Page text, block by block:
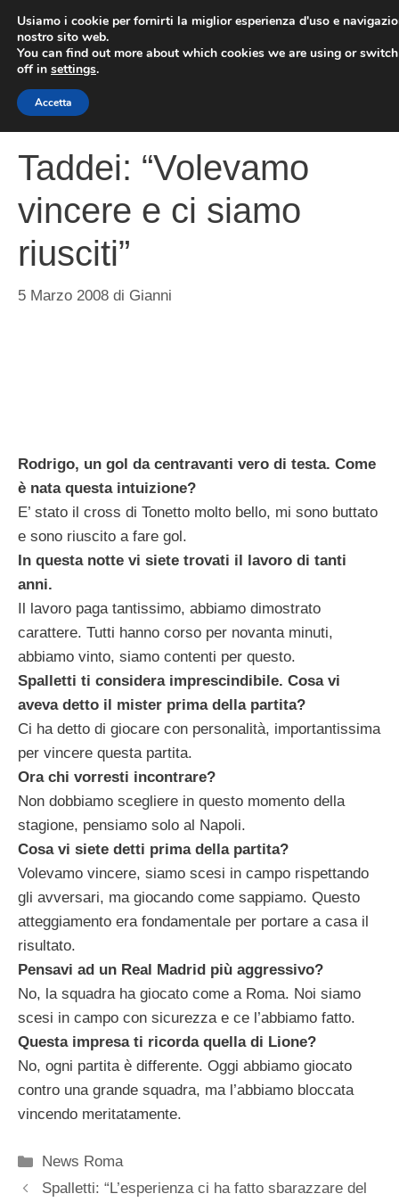
contenuto
Taddei: “Volevamo
vincere e ci siamo
riusciti”
5 Marzo 2008 di Gianni
Rodrigo, un gol da centravanti vero di testa. Come
è nata questa intuizione?
E’ stato il cross di Tonetto molto bello, mi sono buttato
e sono riuscito a fare gol.
In questa notte vi siete trovati il lavoro di tanti
anni.
Il lavoro paga tantissimo, abbiamo dimostrato
carattere. Tutti hanno corso per novanta minuti,
abbiamo vinto, siamo contenti per questo.
Spalletti ti considera imprescindibile. Cosa vi
aveva detto il mister prima della partita?
Ci ha detto di giocare con personalità, importantissima
per vincere questa partita.
Ora chi vorresti incontrare?
Non dobbiamo scegliere in questo momento della
stagione, pensiamo solo al Napoli.
Cosa vi siete detti prima della partita?
Volevamo vincere, siamo scesi in campo rispettando
gli avversari, ma giocando come sappiamo. Questo
atteggiamento era fondamentale per portare a casa il
risultato.
Pensavi ad un Real Madrid più aggressivo?
No, la squadra ha giocato come a Roma. Noi siamo
scesi in campo con sicurezza e ce l’abbiamo fatto.
Questa impresa ti ricorda quella di Lione?
No, ogni partita è differente. Oggi abbiamo giocato
contro una grande squadra, ma l’abbiamo bloccata
vincendo meritatamente.
Categorie
News Roma
Spalletti: “L’esperienza ci ha fatto sbarazzare del
Usiamo i cookie per fornirti la miglior esperienza d'uso e
nostro sito web.
You can find out more about which cookies we are using or
off in settings.
Accetta